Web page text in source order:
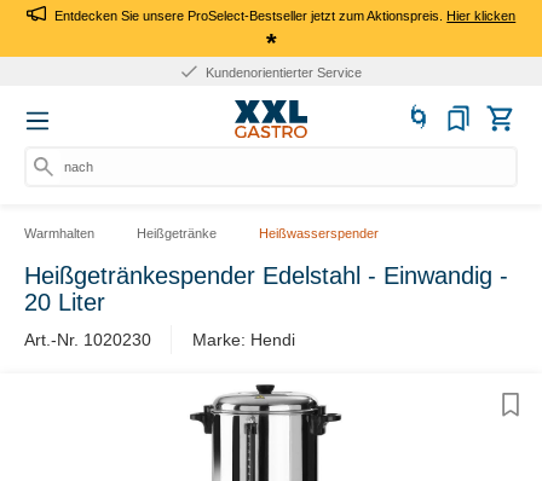
Entdecken Sie unsere ProSelect-Bestseller jetzt zum Aktionspreis.Hier klicken
*
Kundenorientierter Service
nach Pro
Warmhalten Heißgetränke Heißwasserspender
Heißgetränkespender Edelstahl - Einwandig -
20 Liter
Art.-Nr. 1020230 Marke: Hendi